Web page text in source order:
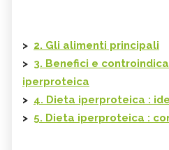
> 2. Gli alimenti principali
> 3. Benefici e
iperproteica
> 4. Dieta iperproteica :
> 5. Dieta iperproteica :